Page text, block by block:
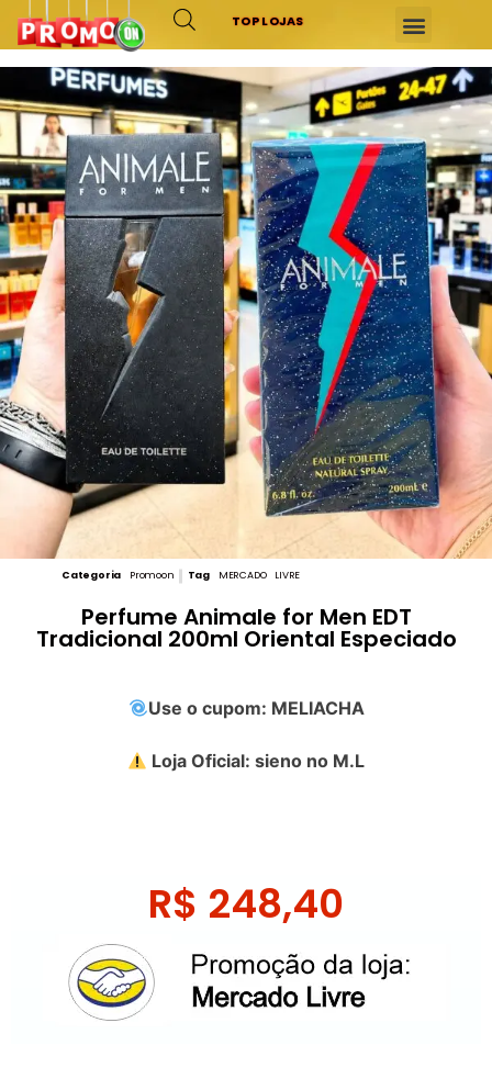
TOP LOJAS
Categoria Promoon Tag MERCADO LIVRE
Perfume Animale for Men EDT
Tradicional 200ml Oriental Especiado
Use o cupom: MELIACHA
Loja Oficial: sieno no M.L
R$ 248,40